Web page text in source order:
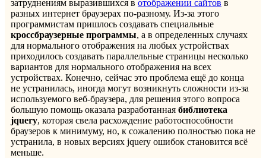
затруднениям выразившихся в отображении сайтов в
разных интернет браузерах по-разному. Из-за этого
программистам пришлось создавать специальные
кроссбраузерные программы, а в определенных случаях
для нормального отображения на любых устройствах
приходилось создавать параллельные страницы несколько
вариантов для нормального отображения на всех
устройствах. Конечно, сейчас это проблема ещё до конца
не устранилась, иногда могут возникнуть сложности из-за
используемого веб-браузера, для решения этого вопроса
большую помощь оказала разработанная библиотека
jquery, которая свела расхождение работоспособности
браузеров к минимуму, но, к сожалению полностью пока не
устранила, в новых версиях jquery ошибок становится всё
меньше.